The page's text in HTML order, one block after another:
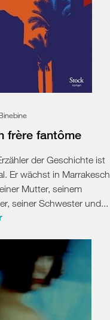
frère fantôme
der Geschichte ist
Er wächst in Marrakesch
Mutter, seinem
seiner Schwester und...